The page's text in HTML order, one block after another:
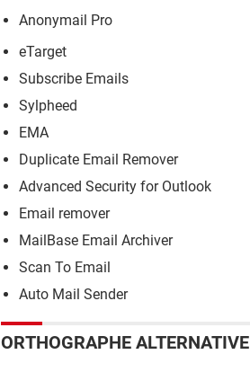
Anonymail Pro
eTarget
Subscribe Emails
Sylpheed
EMA
Duplicate Email Remover
Advanced Security for Outlook
Email remover
MailBase Email Archiver
Scan To Email
Auto Mail Sender
ORTHOGRAPHE ALTERNATIVE